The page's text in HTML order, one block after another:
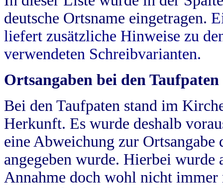
deutsche Ortsname eingetragen.
liefert zusätzliche Hinweise zu
verwendeten Schreibvarianten.
Ortsangaben bei den Taufpaten
Bei den Taufpaten stand im
Herkunft. Es wurde deshalb
eine Abweichung zur
angegeben wurde. Hierbei wurde
Annahme doch wohl nicht